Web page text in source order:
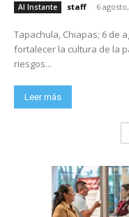
Al Instante staff - 6
Tapachula, Chiapas; 6 de
fortalecer la cultura de la
riesgos...
Leer más